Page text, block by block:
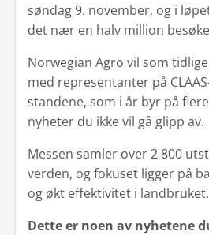
søndag 9. november, og i
det nær en halv million
Norwegian Agro vil som
med representanter på
standene, som i år byr på
nyheter du ikke vil gå glipp av.
Messen samler over 2 800
verden, og fokuset ligger på
og økt effektivitet i landbruket.
Dette er noen av nyhetene